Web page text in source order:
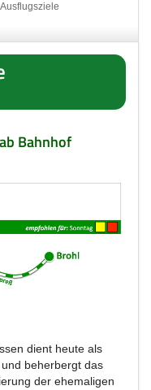
Ausflugsziele
Bahnhof
dient heute als
beherbergt das
der ehemaligen